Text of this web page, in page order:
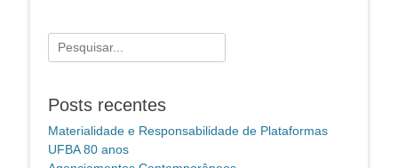
Pesquisar
por:
Posts recentes
Materialidade e Responsabilidade de Plataformas
UFBA 80 anos